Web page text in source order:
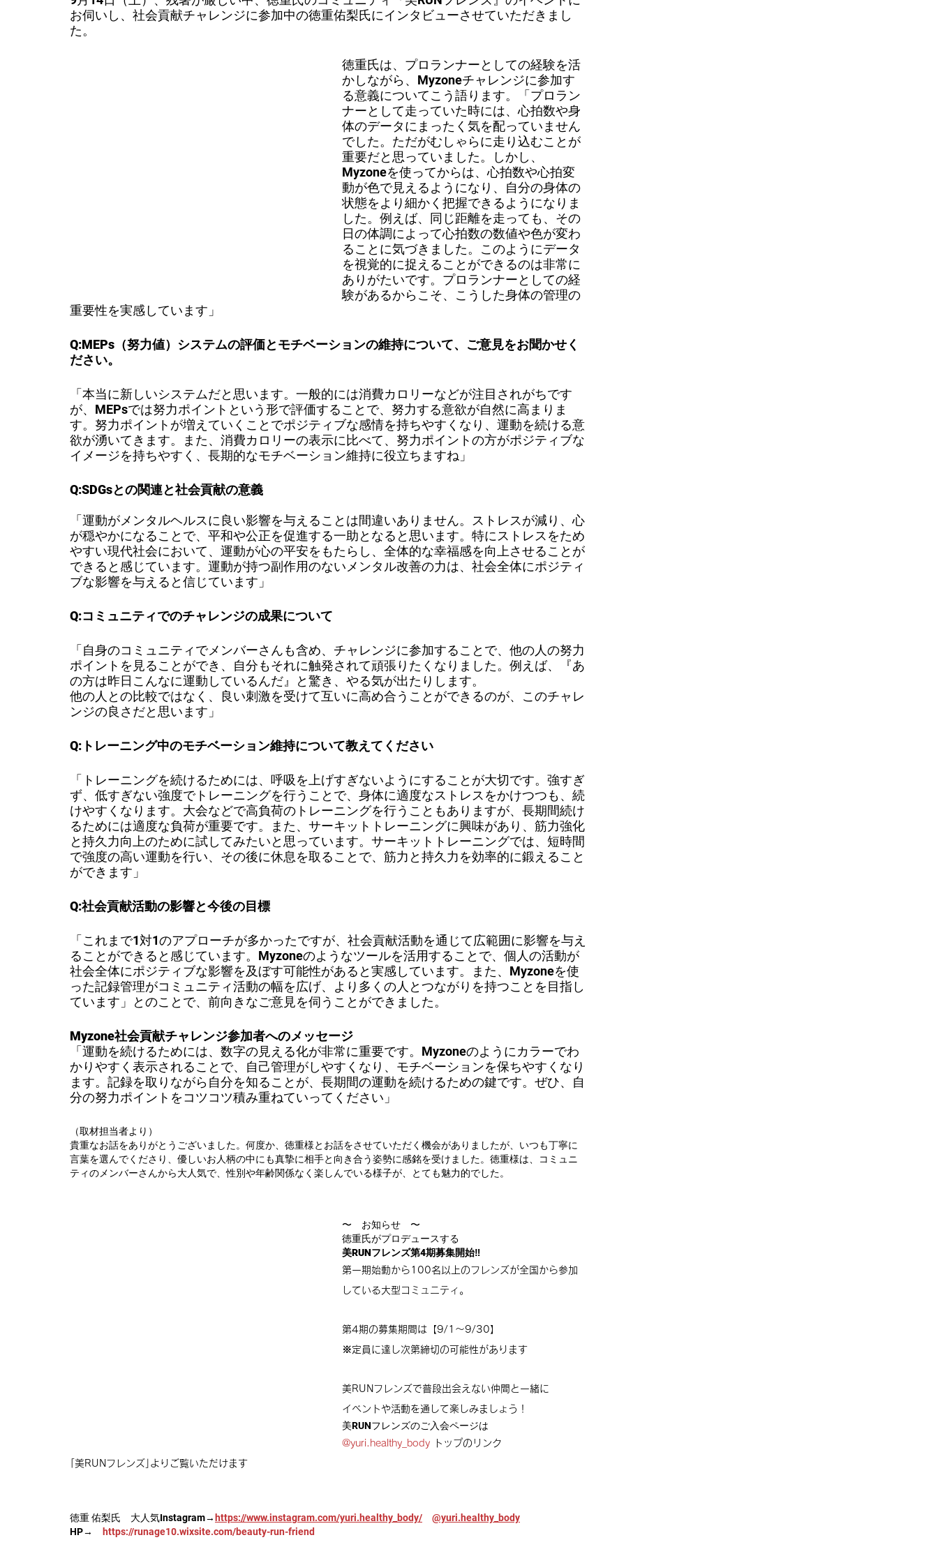
お伺いし、社会貢献チャレンジに参加中の徳重佑梨氏にインタビューさせていただきまし
た。
徳重氏は、プロランナーとしての経験を活
かしながら、Myzoneチャレンジに参加す
る意義についてこう語ります。「プロラン
ナーとして走っていた時には、心拍数や身
体のデータにまったく気を配っていません
でした。ただがむしゃらに走り込むことが
重要だと思っていました。しかし、
Myzoneを使ってからは、心拍数や心拍変
動が色で見えるようになり、自分の身体の
状態をより細かく把握できるようになりま
した。例えば、同じ距離を走っても、その
日の体調によって心拍数の数値や色が変わ
ることに気づきました。このようにデータ
を視覚的に捉えることができるのは非常に
ありがたいです。プロランナーとしての経
験があるからこそ、こうした身体の管理の
重要性を実感しています」
Q:MEPs（努力値）システムの評価とモチベーションの維持について、ご意見をお聞かせく
ださい。
「本当に新しいシステムだと思います。一般的には消費カロリーなどが注目されがちです
が、MEPsでは努力ポイントという形で評価することで、努力する意欲が自然に高まりま
す。努力ポイントが増えていくことでポジティブな感情を持ちやすくなり、運動を続ける意
欲が湧いてきます。また、消費カロリーの表示に比べて、努力ポイントの方がポジティブな
イメージを持ちやすく、長期的なモチベーション維持に役立ちますね」
Q:SDGsとの関連と社会貢献の意義
「運動がメンタルヘルスに良い影響を与えることは間違いありません。ストレスが減り、心
が穏やかになることで、平和や公正を促進する一助となると思います。特にストレスをため
やすい現代社会において、運動が心の平安をもたらし、全体的な幸福感を向上させることが
できると感じています。運動が持つ副作用のないメンタル改善の力は、社会全体にポジティ
ブな影響を与えると信じています」
Q:コミュニティでのチャレンジの成果について
「自身のコミュニティでメンバーさんも含め、チャレンジに参加することで、他の人の努力
ポイントを見ることができ、自分もそれに触発されて頑張りたくなりました。例えば、『あ
の方は昨日こんなに運動しているんだ』と驚き、やる気が出たりします。
他の人との比較ではなく、良い刺激を受けて互いに高め合うことができるのが、このチャレ
ンジの良さだと思います」
Q:トレーニング中のモチベーション維持について教えてください
「トレーニングを続けるためには、呼吸を上げすぎないようにすることが大切です。強すぎ
ず、低すぎない強度でトレーニングを行うことで、身体に適度なストレスをかけつつも、続
けやすくなります。大会などで高負荷のトレーニングを行うこともありますが、長期間続け
るためには適度な負荷が重要です。また、サーキットトレーニングに興味があり、筋力強化
と持久力向上のために試してみたいと思っています。サーキットトレーニングでは、短時間
で強度の高い運動を行い、その後に休息を取ることで、筋力と持久力を効率的に鍛えること
ができます」
Q:社会貢献活動の影響と今後の目標
「これまで1対1のアプローチが多かったですが、社会貢献活動を通じて広範囲に影響を与え
ることができると感じています。Myzoneのようなツールを活用することで、個人の活動が
社会全体にポジティブな影響を及ぼす可能性があると実感しています。また、Myzoneを使
った記録管理がコミュニティ活動の幅を広げ、より多くの人とつながりを持つことを目指し
ています」とのことで、前向きなご意見を伺うことができました。
Myzone社会貢献チャレンジ参加者へのメッセージ
「運動を続けるためには、数字の見える化が非常に重要です。Myzoneのようにカラーでわ
かりやすく表示されることで、自己管理がしやすくなり、モチベーションを保ちやすくなり
ます。記録を取りながら自分を知ることが、長期間の運動を続けるための鍵です。ぜひ、自
分の努力ポイントをコツコツ積み重ねていってください」
（取材担当者より）
貴重なお話をありがとうございました。何度か、徳重様とお話をさせていただく機会がありましたが、いつも丁寧に
言葉を選んでくださり、優しいお人柄の中にも真摯に相手と向き合う姿勢に感銘を受けました。徳重様は、コミュニ
ティのメンバーさんから大人気で、性別や年齢関係なく楽しんでいる様子が、とても魅力的でした。
〜　お知らせ　〜
徳重氏がプロデュースする
美RUNフレンズ第4期募集開始‼️
第一期始動から100名以上のフレンズが全国から参加
している大型コミュニティ。
第4期の募集期間は 【9/1〜9/30】
※定員に達し次第締切の可能性があります
美RUNフレンズで普段出会えない仲間と一緒に
イベントや活動を通して楽しみましょう！
美RUNフレンズのご入会ページは
@yuri.healthy_body トップのリンク
｢美RUNフレンズ｣よりご覧いただけます
徳重 佑梨氏　大人気Instagram→ https://www.instagram.com/yuri.healthy_body/
@yuri.healthy_body
HP→
https://runage10.wixsite.com/beauty-run-friend